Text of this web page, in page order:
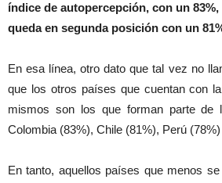
índice de autopercepción, con un
queda en segunda posición con un
En esa línea, otro dato que tal vez no
que los otros países que cuentan con
mismos son los que forman parte de
Colombia (83%), Chile (81%), Perú
En tanto, aquellos países que menos